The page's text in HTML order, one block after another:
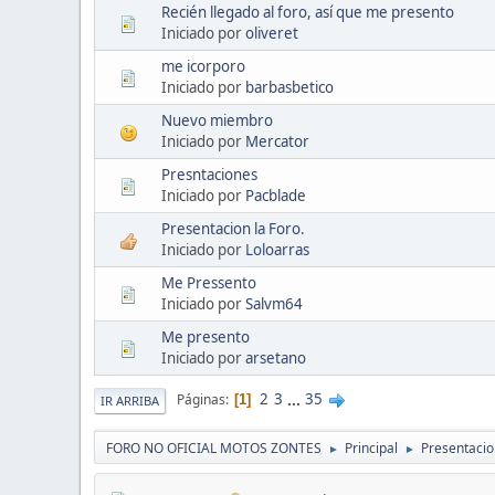
Recién llegado al foro, así que me presento
Iniciado poroliveret
me icorporo
Iniciado por barbasbetico
Nuevo miembro
Iniciado por Mercator
Presntaciones
Iniciado por Pacblade
Presentacion la Foro.
Iniciado por Loloarras
Me Pressento
Iniciado porSalvm64
Me presento
Iniciado porarsetano
IR ARRIBA Páginas 1 2 3 ... 35
FORO NO OFICIAL MOTOS ZONTES ► Principal ►